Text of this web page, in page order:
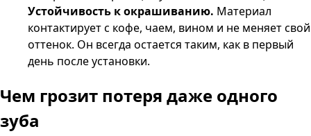
Устойчивость к окрашиванию. Материал
контактирует с кофе, чаем, вином и не меняет свой
оттенок. Он всегда остается таким, как в первый
день после установки.
Чем грозит потеря даже одного
зуба